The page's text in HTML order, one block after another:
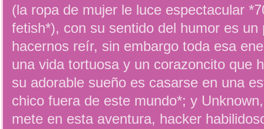
(la ropa de mujer le luce espectacular
fetish*), con su sentido del humor es un
hacernos reír, sin embargo toda esa
una vida tortuosa y un corazoncito que
su adorable sueño es casarse en una
chico fuera de este mundo*; y
mete en esta aventura, hacker